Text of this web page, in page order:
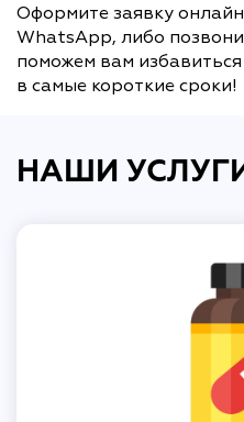
Оформите заявку
WhatsApp, либо
поможем вам
в самые короткие сроки!
НАШИ